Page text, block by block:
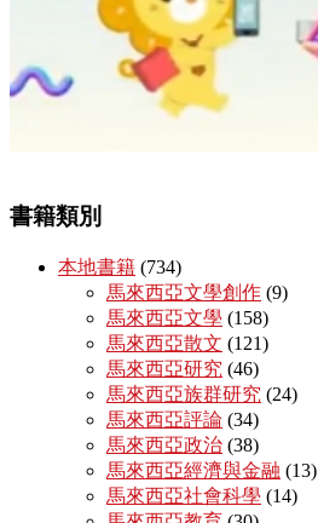
書籍類別
本地書籍 (734)
馬來西亞文學創作 (9)
馬來西亞文學 (158)
馬來西亞散文 (121)
馬來西亞研究 (46)
馬來西亞族群研究 (24)
馬來西亞評論 (34)
馬來西亞政治 (38)
馬來西亞經濟與金融 (13)
馬來西亞社會科學 (14)